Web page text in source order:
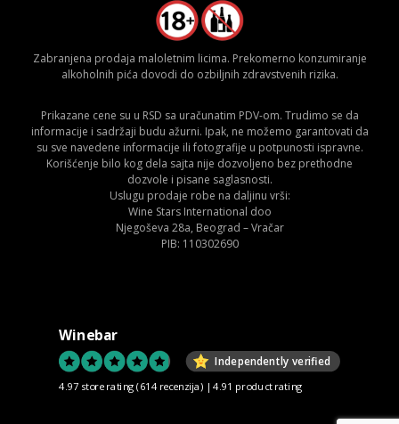
Zabranjena prodaja maloletnim licima. Prekomerno konzumiranje
alkoholnih pića dovodi do ozbiljnih zdravstvenih rizika.
Prikazane cene su u RSD sa uračunatim PDV-om. Trudimo se da
informacije i sadržaji budu ažurni. Ipak, ne možemo garantovati da
su sve navedene informacije ili fotografije u potpunosti ispravne.
Korišćenje bilo kog dela sajta nije dozvoljeno bez prethodne
dozvole i pisane saglasnosti.
Uslugu prodaje robe na daljinu vrši:
Wine Stars International doo
Njegoševa 28a, Beograd – Vračar
PIB: 110302690
Winebar
Independently verified
4.97 store rating (614 recenzija) |4.91 product rating